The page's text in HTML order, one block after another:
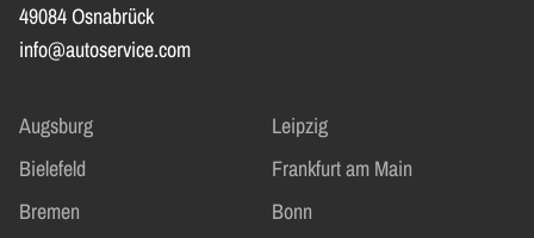
49084 Osnabrück
info@autoservice.com
Augsburg
Leipzig
Bielefeld
Frankfurt am Main
Bremen
Bonn